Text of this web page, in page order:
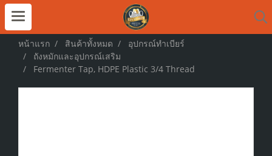
หน้าแรก สินค้าทั้งหมด
อุปกรณ์ทำเบียร์
ถังหมักและอุปกรณ์เสริม
Fermenter Tap, HDPE Plastic 3/4 Thread